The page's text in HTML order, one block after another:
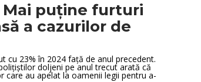
Mai puține furturi
a cazurilor de
cu 23% în 2024 față de anul precedent.
doljeni pe anul trecut arată că
au apelat la oamenii legii pentru a-